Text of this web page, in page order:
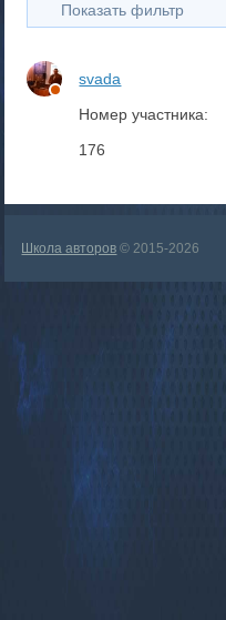
Показать фильтр
svada
Номер участника:
176
Школа авторов © 2015-2026